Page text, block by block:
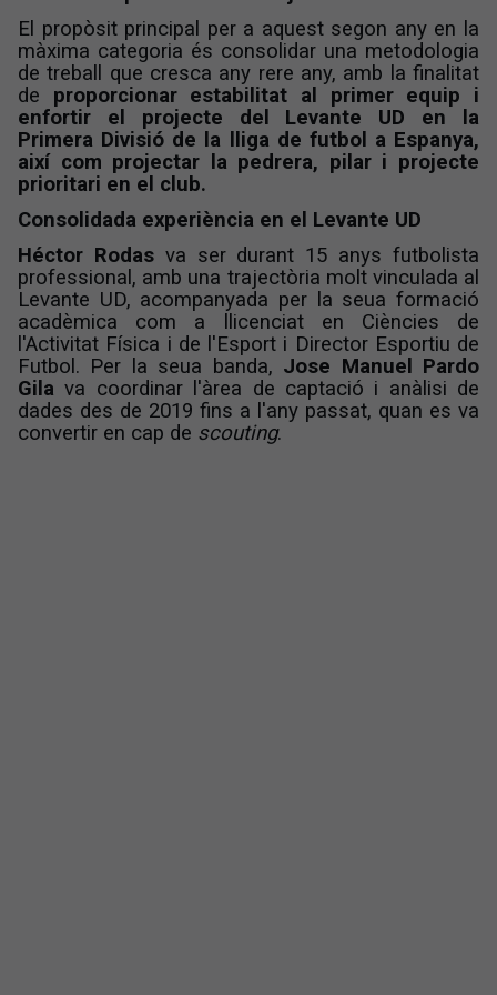
El propòsit principal per a aquest segon any en la
màxima categoria és consolidar una metodologia
de treball que cresca any rere any, amb la finalitat
de proporcionar estabilitat al primer equip i
enfortir el projecte del Levante UD en la
Primera Divisió de la lliga de futbol a Espanya,
així com projectar la pedrera, pilar i projecte
prioritari en el club.
Consolidada experiència en el Levante UD
Héctor Rodasva ser durant 15 anys futbolista
professional, amb una trajectòria molt vinculada al
Levante UD, acompanyada per la seua formació
acadèmica com a llicenciat en Ciències de
l'Activitat Física i de l'Esport i Director Esportiu de
Futbol. Per la seua banda, Jose Manuel Pardo
Gila va coordinar l'àrea de captació i anàlisi de
dades des de 2019 fins a l'any passat, quan es va
convertir en cap de scouting.